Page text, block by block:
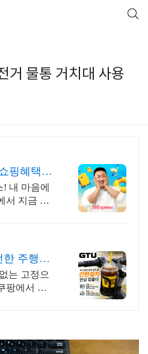
거 물통 거치대 사용
핑혜택
혜택!
내 마음에
서 지금 바
한 주행을
는 고정으
팡에서 만